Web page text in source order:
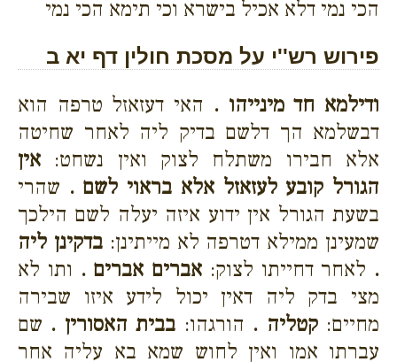
הכי נמי דלא אכיל בישרא וכי תימא הכי נמי
פירוש רש''י על מסכת חולין דף יא ב
ודילמא חד מינייהו . האי דעזאזל טרפה הוא
דבשלמא הך דלשם בדיק ליה לאחר שחיטה
אלא חבירו משתלח לצוק ואין נשחט: אין
הגורל קובע לעזאזל אלא בראוי לשם . שהרי
בשעת הגורל אין ידוע איזה יעלה לשם הילכך
שמעינן ממילא דטרפה לא מייתינן:בדקינן ליה
. לאחר דחייתו לצוק: אברים אברים . ותו לא
מצי בדק ליה דאין יכול לידע איזו שבירה
מחיים:קטליה . הורגהו: בבית האסורין . שם
עברתו אמו ואין לחוש שמא בא עליה אחר